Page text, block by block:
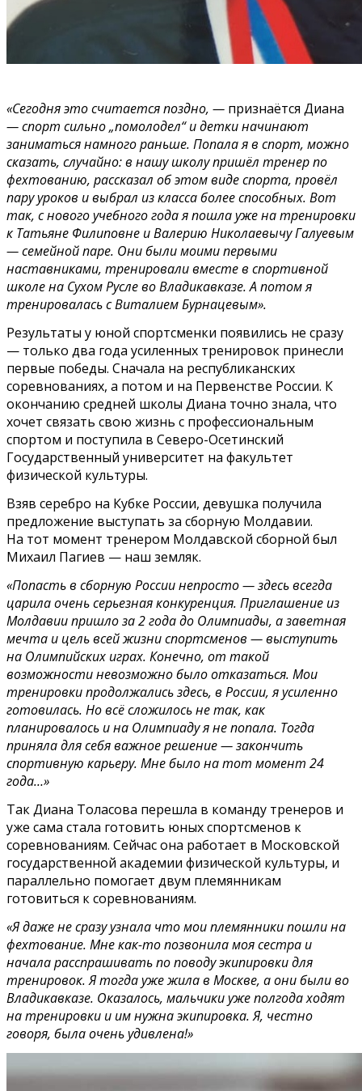
«Сегодня это считается поздно, — признаётся Диана
— спорт сильно „помолодел“ и детки начинают
заниматься намного раньше. Попала я в спорт, можно
сказать, случайно: в нашу школу пришёл тренер по
фехтованию, рассказал об этом виде спорта, провёл
пару уроков и выбрал из класса более способных. Вот
так, с нового учебного года я пошла уже на тренировки
к Татьяне Филиповне и Валерию Николаевычу Галуевым
— семейной паре. Они были моими первыми
наставниками, тренировали вместе в спортивной
школе на Сухом Русле во Владикавказе. А потом я
тренировалась с Виталием Бурнацевым».
Результаты у юной спортсменки появились не сразу
— только два года усиленных тренировок принесли
первые победы. Сначала на республиканских
соревнованиях, а потом и на Первенстве России. К
окончанию средней школы Диана точно знала, что
хочет связать свою жизнь с профессиональным
спортом и поступила в Северо-Осетинский
Государственный университет на факультет
физической культуры.
Взяв серебро на Кубке России, девушка получила
предложение выступать за сборную Молдавии.
На тот момент тренером Молдавской сборной был
Михаил Пагиев — наш земляк.
«Попасть в сборную России непросто — здесь всегда
царила очень серьезная конкуренция. Приглашение из
Молдавии пришло за 2 года до Олимпиады, а заветная
мечта и цель всей жизни спортсменов — выступить
на Олимпийских играх. Конечно, от такой
возможности невозможно было отказаться. Мои
тренировки продолжались здесь, в России, я усиленно
готовилась. Но всё сложилось не так, как
планировалось и на Олимпиаду я не попала. Тогда
приняла для себя важное решение — закончить
спортивную карьеру. Мне было на тот момент 24
года…»
Так Диана Толасова перешла в команду тренеров и
уже сама стала готовить юных спортсменов к
соревнованиям. Сейчас она работает в Московской
государственной академии физической культуры, и
параллельно помогает двум племянникам
готовиться к соревнованиям.
«Я даже не сразу узнала что мои племянники пошли на
фехтование. Мне как-то позвонила моя сестра и
начала расспрашивать по поводу экипировки для
тренировок. Я тогда уже жила в Москве, а они были во
Владикавказе. Оказалось, мальчики уже полгода ходят
на тренировки и им нужна экипировка. Я, честно
говоря, была очень удивлена!»